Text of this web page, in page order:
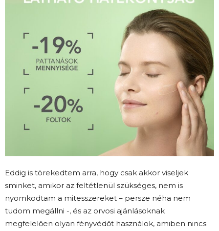
Eddig is törekedtem arra, hogy csak akkor viseljek
sminket, amikor az feltétlenül szükséges, nem is
nyomkodtam a mitesszereket – persze néha nem
tudom megállni -, és az orvosi ajánlásoknak
megfelelően olyan fényvédőt használok, amiben nincs